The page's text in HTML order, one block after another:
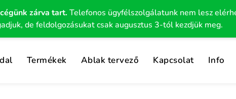
zárva tart.Telefonos ügyfélszolgálatunk nem lesz
de feldolgozásukat csak augusztus 3-tól kezdjük meg.
Termékek Ablak tervező Kapcsolat Info